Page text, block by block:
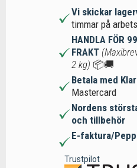
Vi skickar
timmar på
HANDLA FÖR
FRAKT
2 kg) 📦🚚
Betala med
Mastercard
Nordens
och tillbehör
E-faktura/
Trustpilot